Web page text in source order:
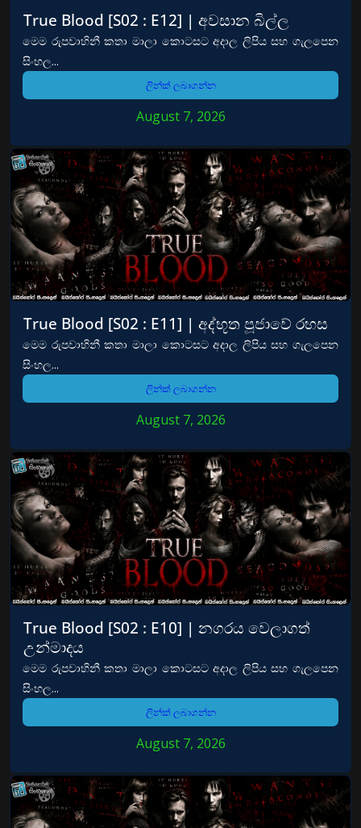
True Blood [S02 : E12] | අවසාන බිල්ල
මෙම රුපවාහිනී කතා මාලා කොටසට අදාල ලිපිය සහ ගැලපෙන
සිංහල...
ලින්ක් ලබාගන්න
August 7, 2026
True Blood [S02 : E11] | අද්භූත පූජාවේ රහස
මෙම රුපවාහිනී කතා මාලා කොටසට අදාල ලිපිය සහ ගැලපෙන
සිංහල...
ලින්ක් ලබාගන්න
August 7, 2026
True Blood [S02 : E10] | නගරය වෙලාගත්
උන්මාදය
මෙම රුපවාහිනී කතා මාලා කොටසට අදාල ලිපිය සහ ගැලපෙන
සිංහල...
ලින්ක් ලබාගන්න
August 7, 2026